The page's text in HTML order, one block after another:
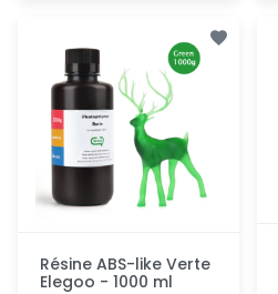
rapide
Résine ABS-like Verte
Elegoo - 1000 ml